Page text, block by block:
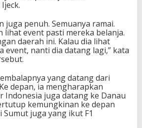
juga penuh. Semuanya ramai.
lihat event pasti mereka belanja.
daerah ini. Kalau dia lihat
event, nanti dia datang lagi,” kata
yang datang dari
depan, ia mengharapkan
Indonesia juga datang ke Danau
kemungkinan ke depan
Sumut juga yang ikut F1